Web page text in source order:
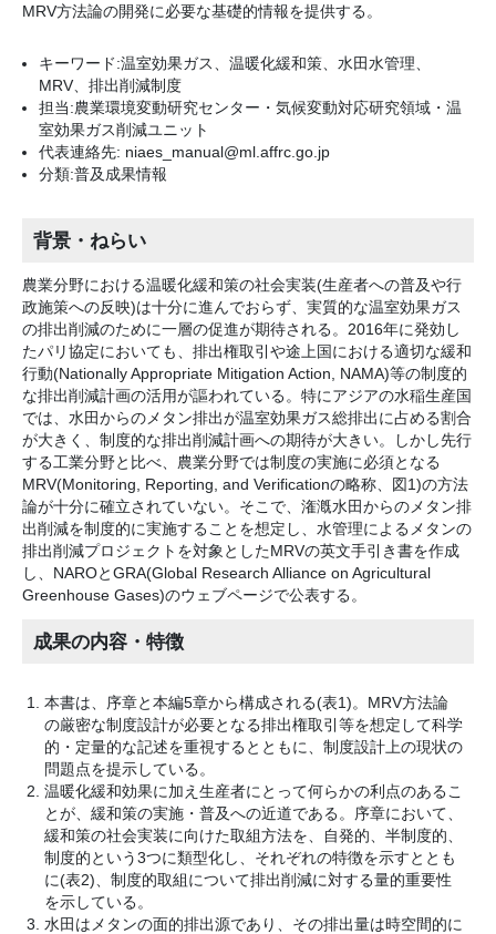
MRV方法論の開発に必要な基礎的情報を提供する。
キーワード:温室効果ガス、温暖化緩和策、水田水管理、
MRV、排出削減制度
担当:農業環境変動研究センター・気候変動対応研究領域・温
室効果ガス削減ユニット
代表連絡先: niaes_manual@ml.affrc.go.jp
分類:普及成果情報
背景・ねらい
農業分野における温暖化緩和策の社会実装(生産者への普及や行
政施策への反映)は十分に進んでおらず、実質的な温室効果ガス
の排出削減のために一層の促進が期待される。2016年に発効し
たパリ協定においても、排出権取引や途上国における適切な緩和
行動(Nationally Appropriate Mitigation Action, NAMA)等の制度的
な排出削減計画の活用が謳われている。特にアジアの水稲生産国
では、水田からのメタン排出が温室効果ガス総排出に占める割合
が大きく、制度的な排出削減計画への期待が大きい。しかし先行
する工業分野と比べ、農業分野では制度の実施に必須となる
MRV(Monitoring, Reporting, and Verificationの略称、図1)の方法
論が十分に確立されていない。そこで、潅漑水田からのメタン排
出削減を制度的に実施することを想定し、水管理によるメタンの
排出削減プロジェクトを対象としたMRVの英文手引き書を作成
し、NAROとGRA(Global Research Alliance on Agricultural
Greenhouse Gases)のウェブページで公表する。
成果の内容・特徴
本書は、序章と本編5章から構成される(表1)。MRV方法論
の厳密な制度設計が必要となる排出権取引等を想定して科学
的・定量的な記述を重視するとともに、制度設計上の現状の
問題点を提示している。
温暖化緩和効果に加え生産者にとって何らかの利点のあるこ
とが、緩和策の実施・普及への近道である。序章において、
緩和策の社会実装に向けた取組方法を、自発的、半制度的、
制度的という3つに類型化し、それぞれの特徴を示すととも
に(表2)、制度的取組について排出削減に対する量的重要性
を示している。
水田はメタンの面的排出源であり、その排出量は時空間的に